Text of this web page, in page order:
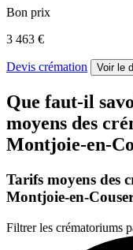
Bon prix
3 463 €
Devis crémation Voir le
Que faut-il
moyens des
Montjoie-en-
Tarifs moyens des
Montjoie-en-
Filtrer les crématoriums